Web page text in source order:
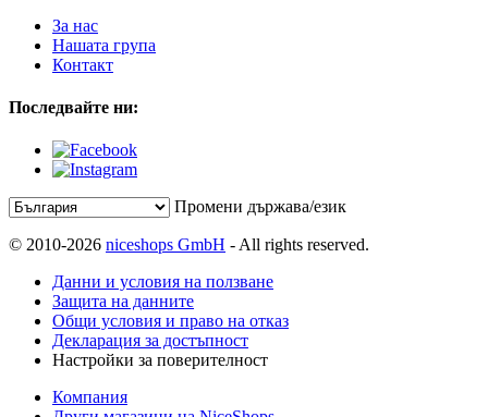
За нас
Нашата група
Контакт
Последвайте ни:
Промени държава/език
© 2010-2026 niceshops GmbH - All rights reserved.
Данни и условия на ползване
Защита на данните
Общи условия и право на отказ
Декларация за достъпност
Настройки за поверителност
Компания